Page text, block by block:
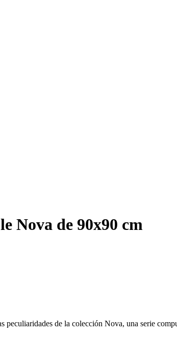
Nova de 90x90 cm
de la colección Nova, una serie